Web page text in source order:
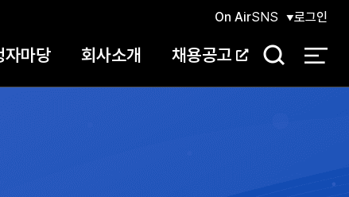
자마당 회사소개 채용공고
On AirSNS 로그인
검